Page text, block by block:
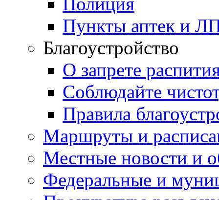
Пункты аптек и
Благоустройство
О запрете
Соблюдайте
Правила
Маршруты и
Местные новости и
Федеральные и